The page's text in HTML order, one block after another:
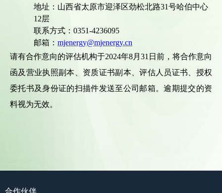
地址： 山西省太原市迎泽区劲松北路31号哈伯中心
12层
联系方式： 0351-4236095
邮箱： mjenergy@mjenergy.cn
请有合作意向的评估机构于2024年8月31日前，将合作意向
函及 营业执照副本、资质证书副本、评估人员证书、授权
委托书及身份证的扫描件发送至公司邮箱。逾期提交的资
料视为无效。
合作伙伴